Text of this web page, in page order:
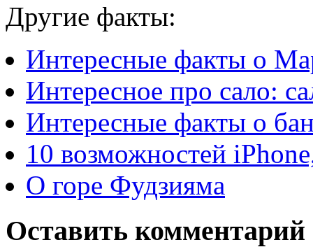
Другие факты:
Интересные факты о
Интересное про сало:
Интересные факты о
10 возможностей
О горе Фудзияма
Оставить комментарий